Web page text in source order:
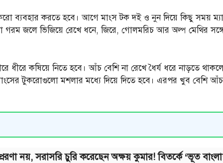
ব্যবহার করতে হবে। আগে মাংস টক দই ও নুন দিয়ে কিছু সময়
জলে ভিজিয়ে রেখে ধনে, জিরে, গোলমরিচ আর অল্প মেথির
ধীরে কষিয়ে নিতে হবে। আঁচ বেশি না রেখে ধৈর্য ধরে নাড়তে
টুকরোগুলো মশলার মধ্যে দিয়ে দিতে হবে। এরপর খুব বেশি
নয়, সরাসরি চুরি করেছেন অক্ষয় কুমার! বিতর্কে ‘ভূত